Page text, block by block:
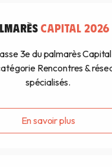
CAPITAL 2026
3e du palmarès
Rencontres &
spécialisés.
En savoir plus